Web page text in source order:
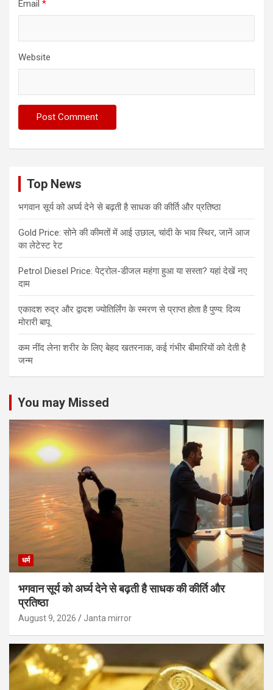
Email *
Website
Top News
भगवान सूर्य को अर्घ्य देने से बढ़ती है साधक की कीर्ति और प्रतिष्ठा
Gold Price: सोने की कीमतों में आई उछाल, चांदी के भाव स्थिर, जानें आज
का लेटेस्ट रेट
Petrol Diesel Price: पेट्रोल-डीजल महंगा हुआ या सस्ता? यहां देखें नए
दाम
एकादश रुद्र और द्वादश ज्योतिर्लिंग के स्मरण से प्राप्त होता है पुण्य: दिव्य
मोरारी बापू
कम नींद लेना शरीर के लिए बेहद खतरनाक, कई गंभीर बीमारियों को देती है
जन्म
You may Missed
धर्म
भगवान सूर्य को अर्घ्य देने से बढ़ती है साधक की कीर्ति और
प्रतिष्ठा
August 9, 2026 Janta mirror